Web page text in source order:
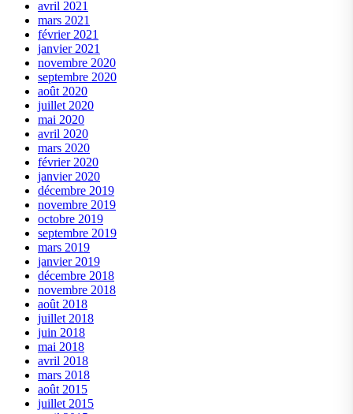
avril 2021
mars 2021
février 2021
janvier 2021
novembre 2020
septembre 2020
août 2020
juillet 2020
mai 2020
avril 2020
mars 2020
février 2020
janvier 2020
décembre 2019
novembre 2019
octobre 2019
septembre 2019
mars 2019
janvier 2019
décembre 2018
novembre 2018
août 2018
juillet 2018
juin 2018
mai 2018
avril 2018
mars 2018
août 2015
juillet 2015